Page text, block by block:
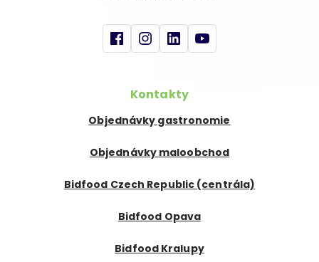
Kontakty
Objednávky gastronomie
Objednávky maloobchod
Bidfood Czech Republic (centrála)
Bidfood Opava
Bidfood Kralupy